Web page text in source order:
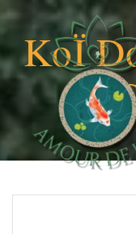
KoÏ